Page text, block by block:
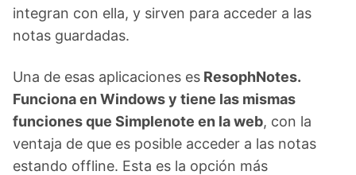
integran con ella, y sirven para acceder a las
notas guardadas.
Una de esas aplicaciones es ResophNotes.
Funciona en Windows y tiene las mismas
funciones que Simplenote en la web, con la
ventaja de que es posible acceder a las notas
estando offline. Esta es la opción más